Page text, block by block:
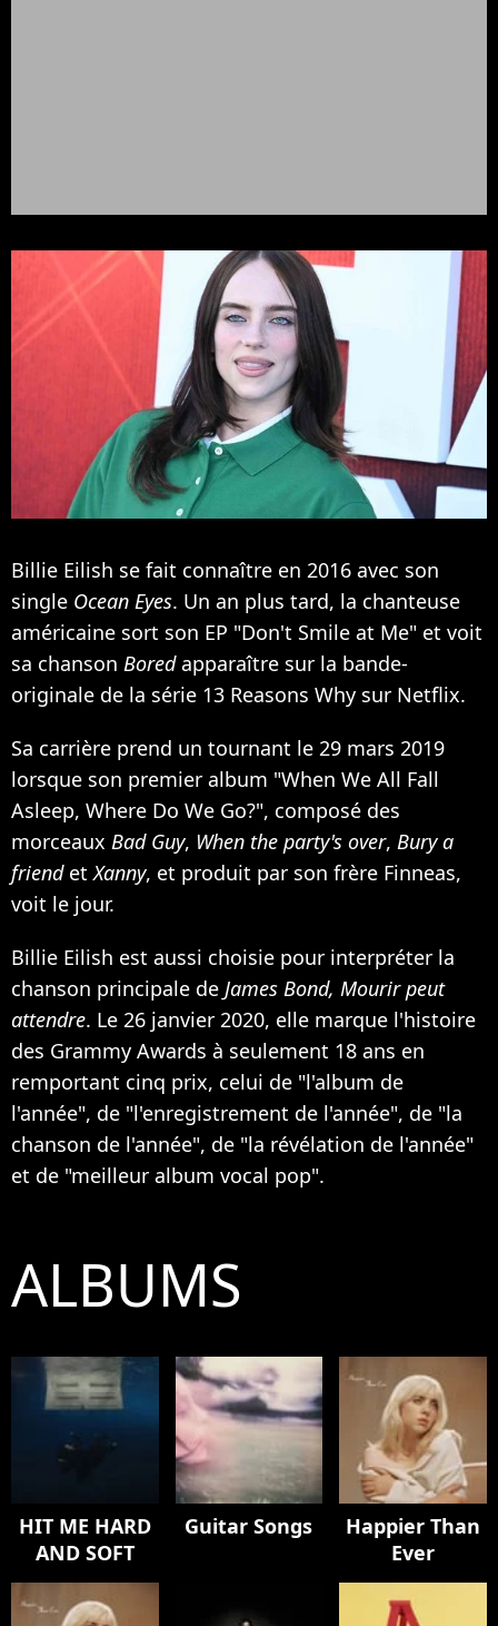
Billie Eilish se fait connaître en 2016 avec son
single Ocean Eyes. Un an plus tard, la chanteuse
américaine sort son EP "Don't Smile at Me" et voit
sa chanson Boredapparaître sur la bande-
originale de la série 13 Reasons Why sur Netflix.
Sa carrière prend un tournant le 29 mars 2019
lorsque son premier album "When We All Fall
Asleep, Where Do We Go?", composé des
morceaux Bad Guy, When the party's over, Bury a
friendet Xanny, et produit par son frère Finneas,
voit le jour.
Billie Eilish est aussi choisie pour interpréter la
chanson principale de James Bond, Mourir peut
attendre. Le 26 janvier 2020, elle marque l'histoire
des Grammy Awards à seulement 18 ans en
remportant cinq prix, celui de "l'album de
l'année", de "l'enregistrement de l'année", de "la
chanson de l'année", de "la révélation de l'année"
et de "meilleur album vocal pop".
ALBUMS
HIT ME HARD
AND SOFT
Guitar Songs
Happier Than
Ever